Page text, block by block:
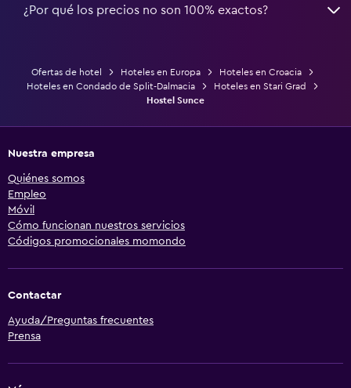
¿Por qué los precios no son 100% exactos?
Ofertas de hotel Hoteles en Europa
Hoteles en Croacia
Hoteles en Condado de Split-Dalmacia
Hoteles en Stari Grad
Hostel Sunce
Nuestra empresa
Quiénes somos
Empleo
Móvil
Cómo funcionan nuestros servicios
Códigos promocionales momondo
Contactar
Ayuda/Preguntas frecuentes
Prensa